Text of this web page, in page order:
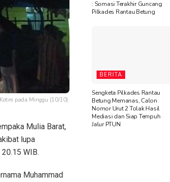
pada Minggu (10/10).
Mulia Barat,
lupa
WIB.
Muhammad
: Somasi Terakhir Guncang
Pilkades Rantau Betung
BERITA
Sengketa Pilkades Rantau
Betung Memanas, Calon
Nomor Urut 2 Tolak Hasil
Mediasi dan Siap Tempuh
Jalur PTUN